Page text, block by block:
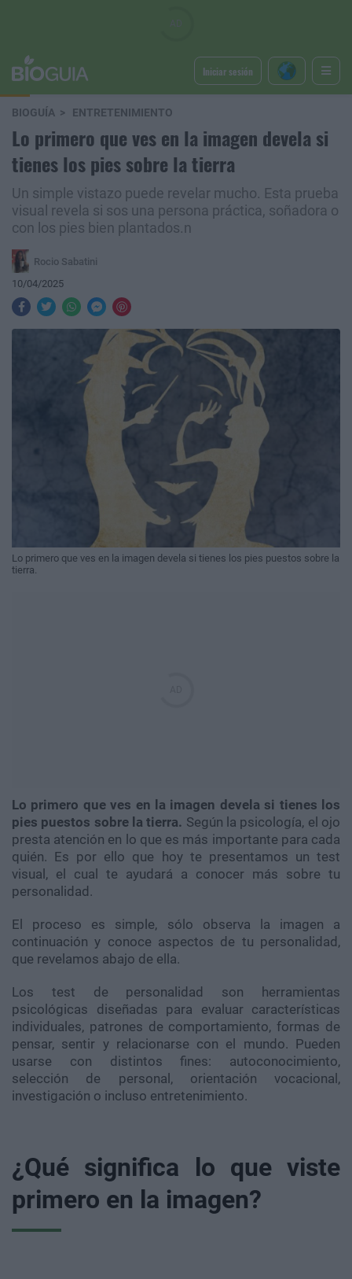
Iniciar sesión
BIOGUÍA ENTRETENIMIENTO
​Lo primero que ves en la imagen devela si
tienes los pies sobre la tierra
Un simple vistazo puede revelar mucho. Esta prueba
visual revela si sos una persona práctica, soñadora o
con los pies bien plantados.n
Rocio Sabatini
10/04/2025
​Lo primero que ves en la imagen devela si tienes los pies puestos sobre la
tierra.
​Lo primero que ves en la imagen devela si tienes los
pies puestos sobre la tierra. Según la psicología, el ojo
presta atención en lo que es más importante para cada
quién. Es por ello que hoy te presentamos un test
visual, el cual te ayudará a conocer más sobre tu
personalidad.
El proceso es simple, sólo observa la imagen a
continuación y conoce aspectos de tu personalidad,
que revelamos abajo de ella.
Los test de personalidad son herramientas
psicológicas diseñadas para evaluar características
individuales, patrones de comportamiento, formas de
pensar, sentir y relacionarse con el mundo. Pueden
usarse con distintos fines: autoconocimiento,
selección de personal, orientación vocacional,
investigación o incluso entretenimiento.
¿Qué significa lo que viste
primero en la imagen?